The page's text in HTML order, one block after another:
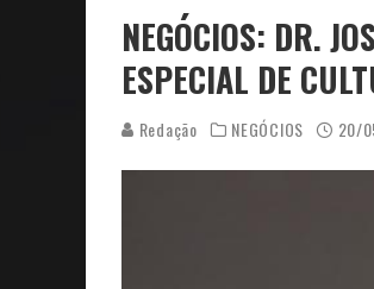
NEGÓCIOS: DR.
ESPECIAL DE
Redação NEGÓCIOS 20/